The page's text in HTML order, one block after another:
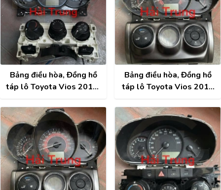
Bảng điều hòa, Đồng hồ
táp lô Toyota Vios 2014-
Bảng điều hòa, Đồng hồ
táp lô Toyota Vios 2015